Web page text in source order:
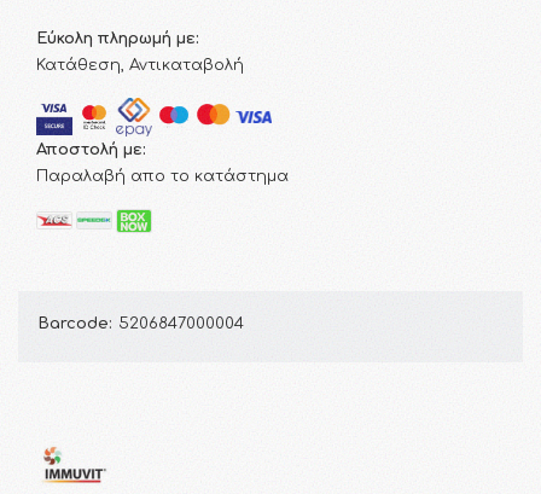
Εύκολη πληρωμή με:
Κατάθεση, Αντικαταβολή
Αποστολή με:
Παραλαβή απο το κατάστημα
Barcode: 5206847000004